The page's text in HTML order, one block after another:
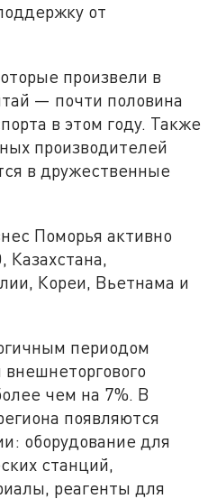
от
произвели в
— почти половина
в этом году. Также
производителей
в дружественные
Поморья активно
Казахстана,
Кореи, Вьетнама и
периодом
чем на 7%. В
появляются
оборудование для
станций,
реагенты для